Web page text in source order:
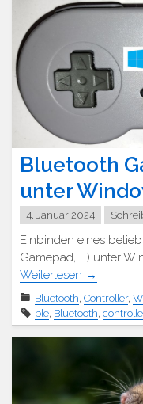
Bluetooth
unter
4. Januar 2024
Einbinden eines
Gamepad, ….) unter
Weiterlesen →
Bluetooth Controller,
ble Bluetooth